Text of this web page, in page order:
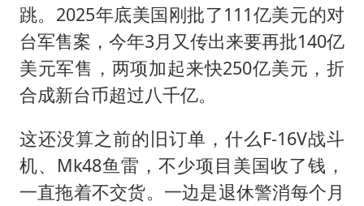
跳。2025年底美国刚批了111亿美元的对
台军售案，今年3月又传出来要再批140亿
美元军售，两项加起来快250亿美元，折
合成新台币超过八千亿。
这还没算之前的旧订单，什么F-16V战斗
机、Mk48鱼雷，不少项目美国收了钱，
一直拖着不交货。一边是退休警消每个月